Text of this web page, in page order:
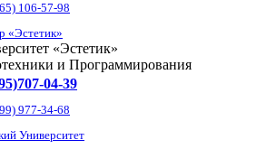
106-57-98
«Эстетик»
«Эстетик»
и Программирования
04-39
977-34-68
Университет